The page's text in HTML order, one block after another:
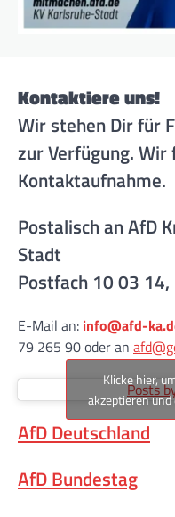
Kontaktiere uns!
Wir stehen Dir für
zur Verfügung. Wir
Kontaktaufnahme.
Postalisch an AfD
Stadt
Postfach 10 03
E-Mail an: info@afd-
79 265 90 oder an
Posts
Klicke hier,
akzeptieren
AfD Deutschland
AfD Bundestag